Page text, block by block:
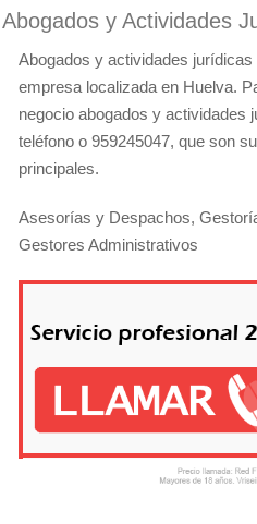
Abogados y Actividades
Abogados y actividades jurídicas
empresa localizada en Huelva.
negocio abogados y actividades
teléfono o 959245047, que son
principales.
Asesorías y Despachos,
Gestores Administrativos